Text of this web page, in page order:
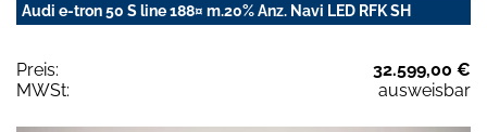
Audi e-tron 50 S line 188¤ m.20% Anz. Navi LED RFK SH
Preis:
32.599,00 €
MWSt:
ausweisbar